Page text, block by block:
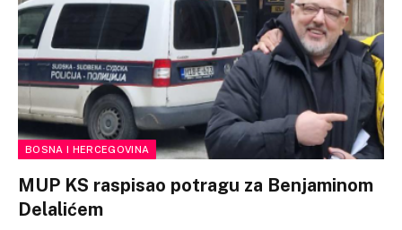
BOSNA I HERCEGOVINA
MUP KS raspisao potragu za Benjaminom
Delalićem